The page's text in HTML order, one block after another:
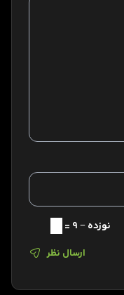
نوزده − 9 =
ارسال نظر